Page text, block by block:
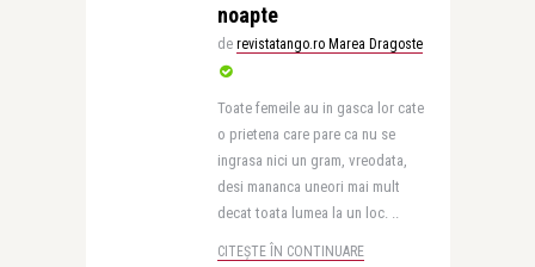
noapte
de revistatango.ro Marea Dragoste
Toate femeile au in gasca lor cate
o prietena care pare ca nu se
ingrasa nici un gram, vreodata,
desi mananca uneori mai mult
decat toata lumea la un loc. ..
CITEȘTE ÎN CONTINUARE